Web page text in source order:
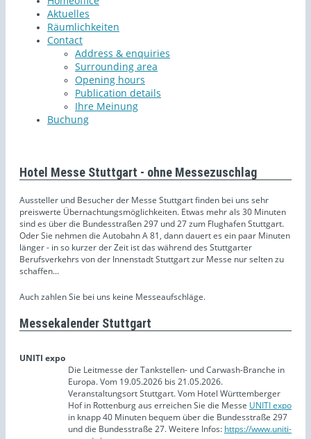
Aktuelles
Räumlichkeiten
Contact
Address & enquiries
Surrounding area
Opening hours
Publication details
Ihre Meinung
Buchung
Hotel Messe Stuttgart - ohne Messezuschlag
Aussteller und Besucher der Messe Stuttgart finden bei uns sehr
preiswerte Übernachtungsmöglichkeiten. Etwas mehr als 30 Minuten
sind es über die Bundesstraßen 297 und 27 zum Flughafen Stuttgart.
Oder Sie nehmen die Autobahn A 81, dann dauert es ein paar Minuten
länger - in so kurzer der Zeit ist das während des Stuttgarter
Berufsverkehrs von der Innenstadt Stuttgart zur Messe nur selten zu
schaffen...
Auch zahlen Sie bei uns keine Messeaufschläge.
Messekalender Stuttgart
UNITI expo
Die Leitmesse der Tankstellen- und Carwash-Branche in
Europa. Vom 19.05.2026 bis 21.05.2026.
Veranstaltungsort Stuttgart. Vom Hotel Württemberger
Hof in Rottenburg aus erreichen Sie die Messe UNITI expo
in knapp 40 Minuten bequem über die Bundesstraße 297
und die Bundesstraße 27. Weitere Infos: https://www.uniti-